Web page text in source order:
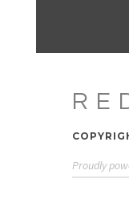
Proudly